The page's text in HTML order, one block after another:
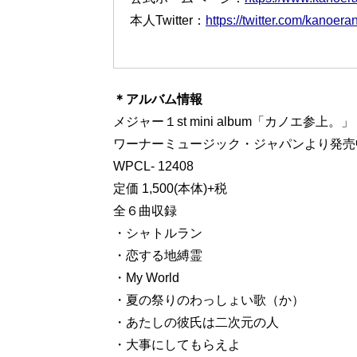
本人Twitter： https://twitter.com/
＊アルバム情報
メジャー１st mini album「カノエ参上。」
ワーナーミュージック・ジャパンより発売
WPCL- 12408
定価 1,500(本体)+税
全６曲収録
・シャトルラン
・恋する地縛霊
・My World
・夏の祭りのわっしょい歌（か）
・あたしの彼氏は二次元の人
・大事にしてもらえよ